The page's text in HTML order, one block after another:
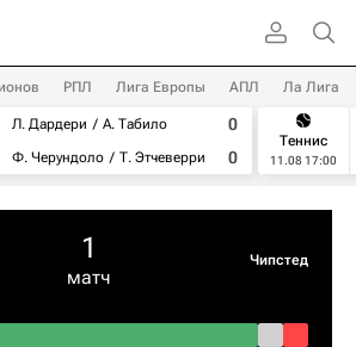
РПЛ Лига Европы АПЛ Ла Лига
Л. Дардери
А. Табило
Ф. Черундоло
Т. Этчеверри
0
0
Теннис
11.08 17:00
1
матч
Чипстед